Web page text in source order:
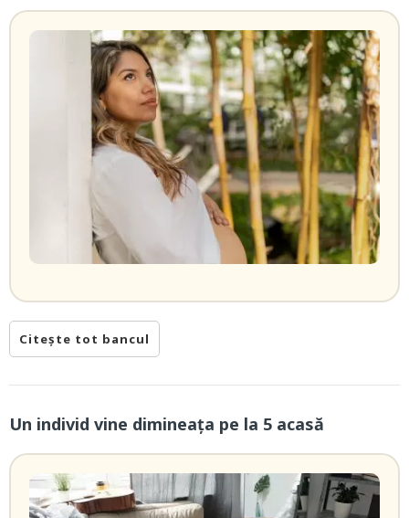
Citește tot bancul
Un individ vine dimineaţa pe la 5 acasă